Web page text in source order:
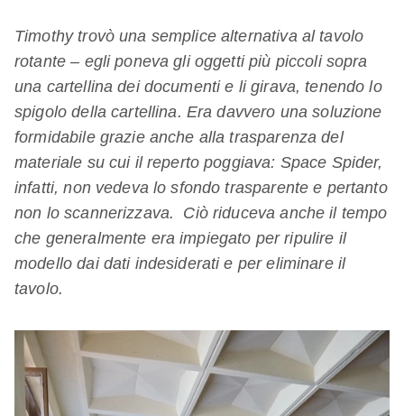
Timothy trovò una semplice alternativa al tavolo
rotante – egli poneva gli oggetti più piccoli sopra
una cartellina dei documenti e li girava, tenendo lo
spigolo della cartellina. Era davvero una soluzione
formidabile grazie anche alla trasparenza del
materiale su cui il reperto poggiava: Space Spider,
infatti, non vedeva lo sfondo trasparente e pertanto
non lo scannerizzava. Ciò riduceva anche il tempo
che generalmente era impiegato per ripulire il
modello dai dati indesiderati e per eliminare il
tavolo.